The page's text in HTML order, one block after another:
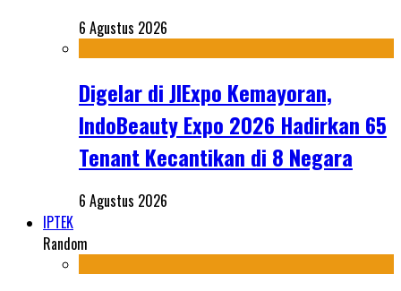
6 Agustus 2026
Digelar di JIExpo Kemayoran,
IndoBeauty Expo 2026 Hadirkan 65
Tenant Kecantikan di 8 Negara
6 Agustus 2026
IPTEK
Random